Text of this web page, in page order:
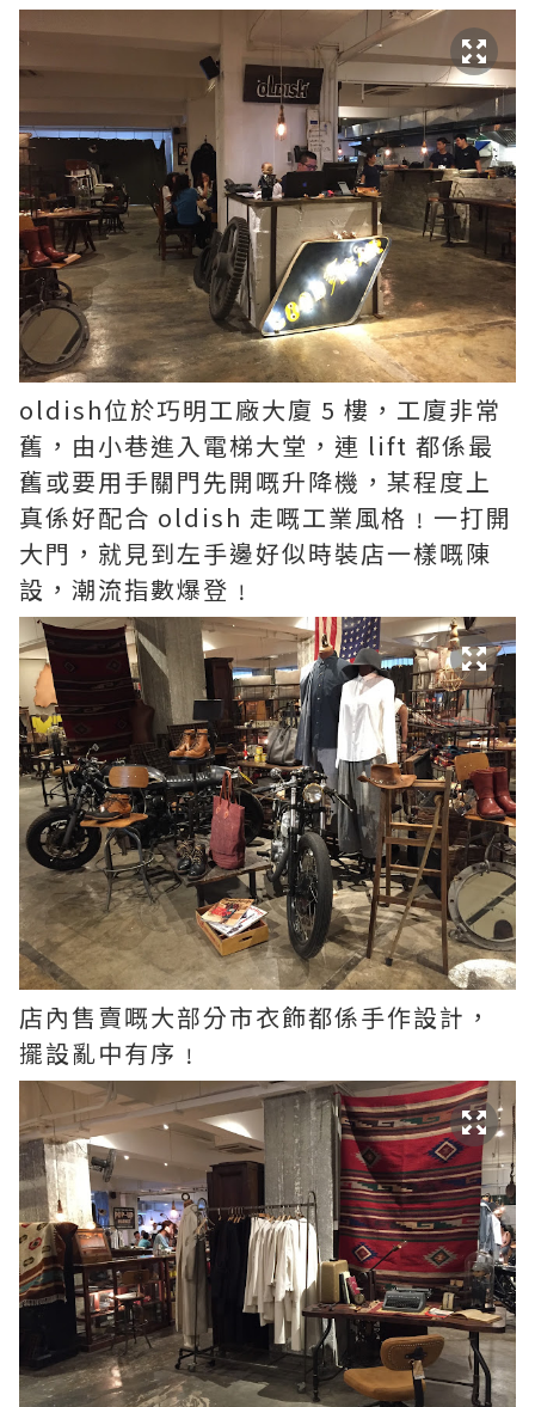
oldish位於巧明工廠大廈 5 樓，工廈非常
舊，由小巷進入電梯大堂，連 lift 都係最
舊或要用手關門先開嘅升降機，某程度上
真係好配合 oldish 走嘅工業風格﹗一打開
大門，就見到左手邊好似時裝店一樣嘅陳
設，潮流指數爆登﹗
店內售賣嘅大部分市衣飾都係手作設計，
擺設亂中有序﹗